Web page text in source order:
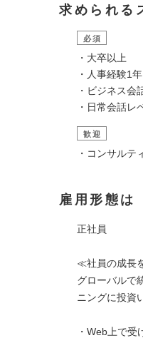
求められる
必須
・大卒以上
・人事経験1
・ビジネス会
・日常会話レ
歓迎
・コンサルテ
雇用形態は
正社員
≪社員の成長
グローバルで
ニングに投資
・Web上で